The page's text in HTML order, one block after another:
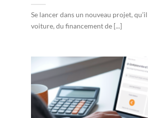
Se lancer dans un nouveau projet, qu’il
voiture, du financement de [...]